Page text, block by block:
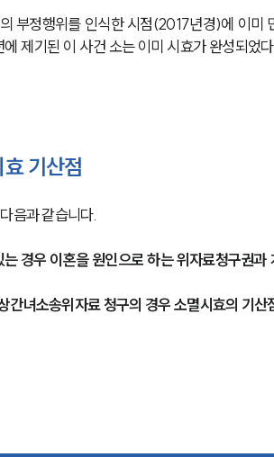
부정행위를 인식한 시점(2017년경)에 이미
제기된 이 사건 소는 이미 시효가 완성되었
기산점
음과 같습니다.
경우 이혼을 원인으로 하는 위자료청구권
간녀소송위자료 청구의 경우 소멸시효의 기산